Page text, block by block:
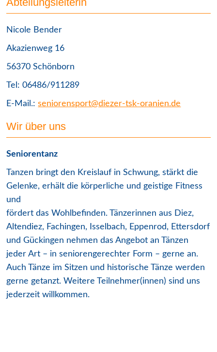
Nicole Bender
Akazienweg 16
56370 Schönborn
Tel: 06486/911289
E-Mail.:seniorensport@diezer-tsk-oranien.de
Wir über uns
Seniorentanz
Tanzen bringt den Kreislauf in Schwung, stärkt die
Gelenke, erhält die körperliche und geistige Fitness
und
fördert das Wohlbefinden. Tänzerinnen aus Diez,
Altendiez, Fachingen, Isselbach, Eppenrod, Ettersdorf
und Gückingen nehmen das Angebot an Tänzen
jeder Art – in seniorengerechter Form – gerne an.
Auch Tänze im Sitzen und historische Tänze werden
gerne getanzt. Weitere Teilnehmer(innen) sind uns
jederzeit willkommen.